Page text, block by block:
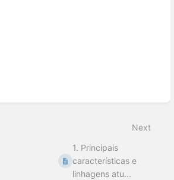
Next
1. Principais
características e
linhagens atu...